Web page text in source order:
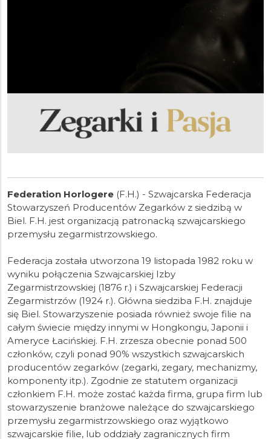
Federation Horlogere (F.H.) - Szwajcarska Federacja
Stowarzyszeń Producentów Zegarków z siedzibą w
Biel. F.H. jest organizacją patronacką szwajcarskiego
przemysłu zegarmistrzowskiego.
Federacja została utworzona 19 listopada 1982 roku w
wyniku połączenia Szwajcarskiej Izby
Zegarmistrzowskiej (1876 r.) i Szwajcarskiej Federacji
Zegarmistrzów (1924 r.). Główna siedziba F.H. znajduje
się Biel. Stowarzyszenie posiada również swoje filie na
całym świecie między innymi w Hongkongu, Japonii i
Ameryce Łacińskiej. F.H. zrzesza obecnie ponad 500
członków, czyli ponad 90% wszystkich szwajcarskich
producentów zegarków (zegarki, zegary, mechanizmy,
komponenty itp.). Zgodnie ze statutem organizacji
członkiem F.H. może zostać każda firma, grupa firm lub
stowarzyszenie branżowe należące do szwajcarskiego
przemysłu zegarmistrzowskiego oraz wyjątkowo
szwajcarskie filie, lub oddziały zagranicznych firm